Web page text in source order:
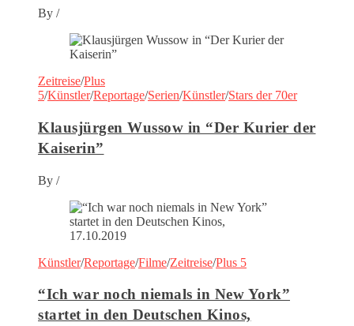
By /
Zeitreise/Plus
5/Künstler/Reportage/Serien/Künstler/Stars der 70er
Klausjürgen Wussow in “Der Kurier der
Kaiserin”
By /
Künstler/Reportage/Filme/Zeitreise/Plus 5
“Ich war noch niemals in New York”
startet in den Deutschen Kinos,